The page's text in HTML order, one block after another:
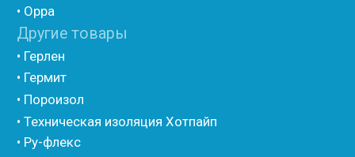
• Евроблок Isodom
• Евроблок Penoterm
• Евроблок Порилекс
• Евроблок Стенофон